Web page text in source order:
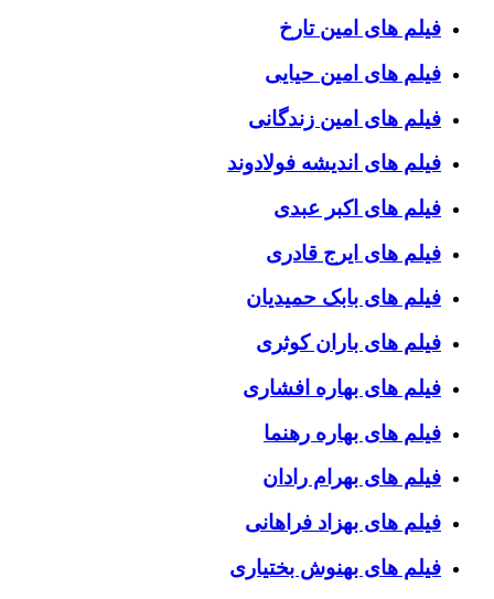
فیلم های امین تارخ
فیلم های امین حیایی
فیلم های امین زندگانی
فیلم های اندیشه فولادوند
فیلم های اکبر عبدی
فیلم های ایرج قادری
فیلم های بابک حمیدیان
فیلم های باران کوثری
فیلم های بهاره افشاری
فیلم های بهاره رهنما
فیلم های بهرام رادان
فیلم های بهزاد فراهانی
فیلم های بهنوش بختیاری